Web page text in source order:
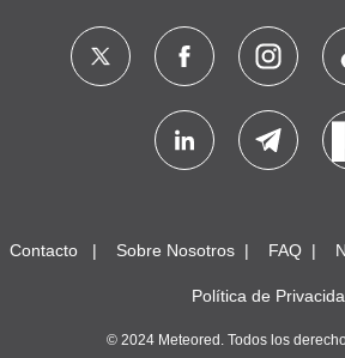
Contacto Sobre Nosotros FAQ
Política de
© 2024 Meteored. Todos los